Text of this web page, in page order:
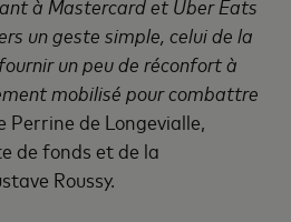
à Mastercard et Uber Eats
un geste simple, celui de la
un peu de réconfort à
mobilisé pour combattre
Perrine de Longevialle,
de fonds et de la
Roussy.